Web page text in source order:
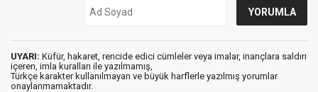
UYARI: Küfür, hakaret, rencide edici cümleler veya imalar, inançlara saldırı
içeren, imla kuralları ile yazılmamış,
Türkçe karakter kullanılmayan ve büyük harflerle yazılmış yorumlar
onaylanmamaktadır.